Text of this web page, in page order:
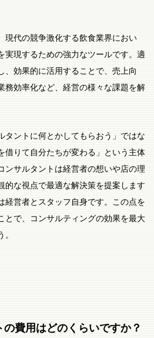
現代の競争激化する飲食業界におい
実現するための強力なツールです。適
、効果的に活用することで、売上向
務効率化など、経営の様々な課題を解
タントに何とかしてもらおう」ではな
借りて自分たちが変わる」という主体
ンサルタントは経営者の想いや店の理
的な視点で最適な解決策を提案します
経営者とスタッフ自身です。この点を
とで、コンサルティングの効果を最大
費用はどのくらいですか？